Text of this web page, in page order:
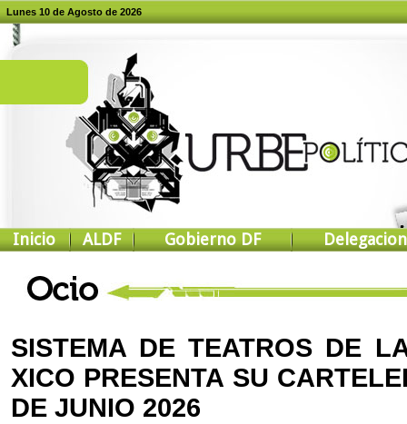
Lunes 10 de Agosto de 2026
Inicio ALDF Gobierno DF
SISTEMA DE TEATROS DE
XICO PRESENTA SU
DE JUNIO 2026